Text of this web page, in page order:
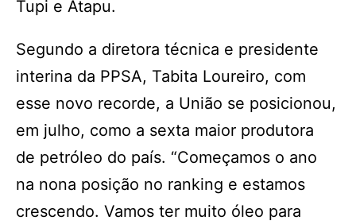
Tupi e Atapu.
Segundo a diretora técnica e presidente
interina da PPSA, Tabita Loureiro, com
esse novo recorde, a União se posicionou,
em julho, como a sexta maior produtora
de petróleo do país. “Começamos o ano
na nona posição no ranking e estamos
crescendo. Vamos ter muito óleo para